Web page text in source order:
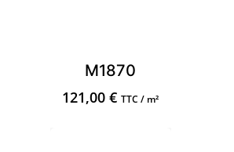
M1870
121,00€ TTC / m²